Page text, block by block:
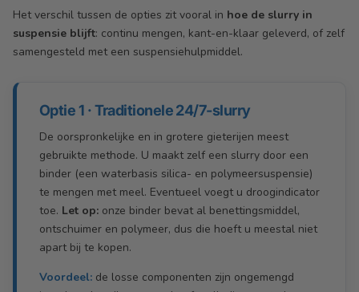
Het verschil tussen de opties zit vooral in hoe de slurry in
suspensie blijft: continu mengen, kant-en-klaar geleverd, of zelf
samengesteld met een suspensiehulpmiddel.
Optie 1 · Traditionele 24/7-slurry
De oorspronkelijke en in grotere gieterijen meest
gebruikte methode. U maakt zelf een slurry door een
binder (een waterbasis silica- en polymeersuspensie)
te mengen met meel. Eventueel voegt u droogindicator
toe. Let op: onze binder bevat al benettingsmiddel,
ontschuimer en polymeer, dus die hoeft u meestal niet
apart bij te kopen.
Voordeel: de losse componenten zijn ongemengd